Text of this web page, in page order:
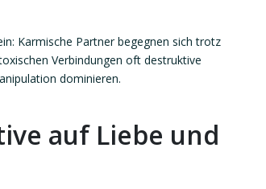
Karmische Partner begegnen sich trotz
Verbindungen oft destruktive
dominieren.
auf Liebe und